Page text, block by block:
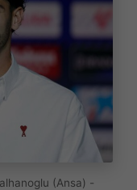
(Ansa) -